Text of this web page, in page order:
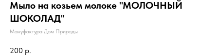
Мыло на козьем молоке "МОЛОЧНЫЙ
ШОКОЛАД"
Мануфактура Дом Природы
200 р.